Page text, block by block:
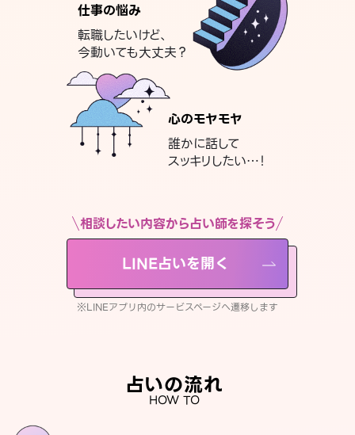
仕事の悩み
転職したいけど、
今動いても大丈夫？
心のモヤモヤ
誰かに話して
スッキリしたい…！
相談したい内容から占い師を探そう
LINE占いを開く
※LINEアプリ内のサービスページへ遷移します
占いの流れ
HOW TO